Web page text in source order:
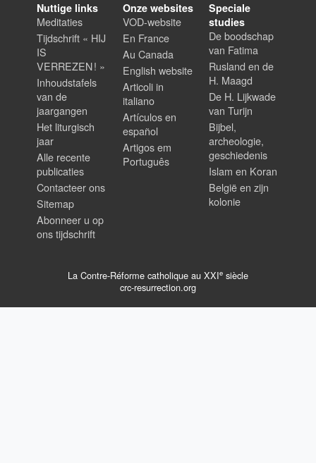
Nuttige links
Meditaties
Tijdschrift « HIJ
IS
VERREZEN ! »
Inhoudstafels
van de
jaargangen
Het liturgisch
jaar
Alle recente
publicaties
Contacteer ons
Sitemap
Abonneer u op
ons tijdschrift
Onze websites
VOD-website
En France
Au Canada
English website
Articoli in
italiano
Artículos en
español
Artigos em
Português
Speciale
studies
De boodschap
van Fatima
Rusland en de
H. Maagd
De H. Lijkwade
van Turijn
Bijbel,
archeologie,
geschiedenis
Islam en Koran
België en zijn
kolonie
La Contre-Réforme catholique au XXIe siècle
crc-resurrection.org